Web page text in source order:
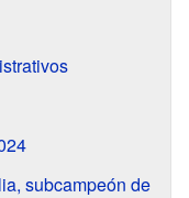
subcampeón de